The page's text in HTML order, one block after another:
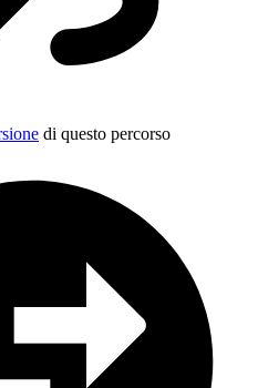
di questo percorso